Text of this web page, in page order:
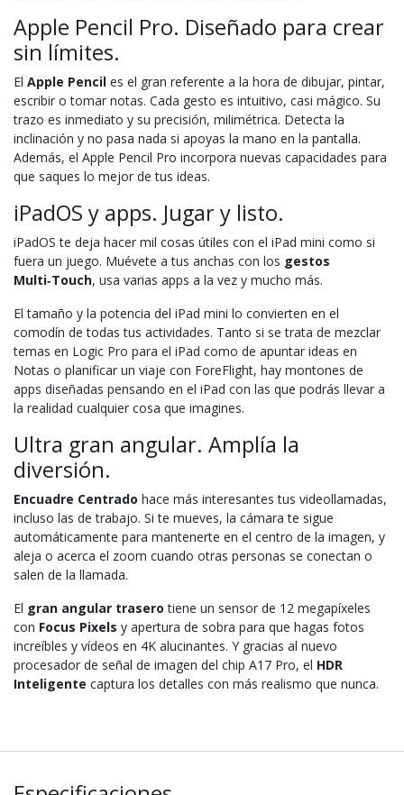
Apple Pencil Pro. Diseñado para crear
sin límites.
El Apple Pencil es el gran referente a la hora de dibujar, pintar,
escribir o tomar notas. Cada gesto es intuitivo, casi mágico. Su
trazo es inmediato y su precisión, milimétrica. Detecta la
inclinación y no pasa nada si apoyas la mano en la pantalla.
Además, el Apple Pencil Pro incorpora nuevas capacidades para
que saques lo mejor de tus ideas.
iPadOS y apps. Jugar y listo.
iPadOS te deja hacer mil cosas útiles con el iPad mini como si
fuera un juego. Muévete a tus anchas con los gestos
Multi‑Touch, usa varias apps a la vez y mucho más.
El tamaño y la potencia del iPad mini lo convierten en el
comodín de todas tus actividades. Tanto si se trata de mezclar
temas en Logic Pro para el iPad como de apuntar ideas en
Notas o planificar un viaje con ForeFlight, hay montones de
apps diseñadas pensando en el iPad con las que podrás llevar a
la realidad cualquier cosa que imagines.
Ultra gran angular. Amplía la
diversión.
Encuadre Centrado hace más interesantes tus videollamadas,
incluso las de trabajo. Si te mueves, la cámara te sigue
automáticamente para mantenerte en el centro de la imagen, y
aleja o acerca el zoom cuando otras personas se conectan o
salen de la llamada.
El gran angular trasero tiene un sensor de 12 megapíxeles
con Focus Pixels y apertura de sobra para que hagas fotos
increíbles y vídeos en 4K alucinantes. Y gracias al nuevo
procesador de señal de imagen del chip A17 Pro, el HDR
Inteligente captura los detalles con más realismo que nunca.